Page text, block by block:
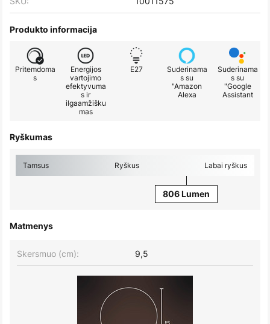
Produkto informacija
Pritemdoma
s
Energijos
vartojimo
efektyvuma
s ir
ilgaamžišku
mas
E27
Suderinama
s su
"Amazon
Alexa
Suderinama
s su
"Google
Assistant
Ryškumas
Tamsus Ryškus Labai ryškus
806 Lumen
Matmenys
Skersmuo (cm): 9,5